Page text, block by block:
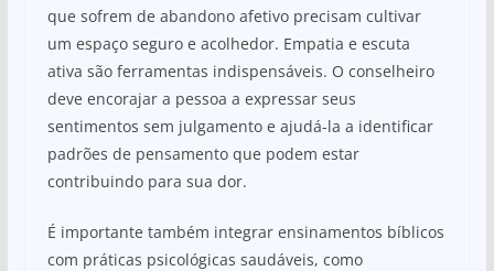
que sofrem de abandono afetivo precisam cultivar
um espaço seguro e acolhedor. Empatia e escuta
ativa são ferramentas indispensáveis. O conselheiro
deve encorajar a pessoa a expressar seus
sentimentos sem julgamento e ajudá-la a identificar
padrões de pensamento que podem estar
contribuindo para sua dor.
É importante também integrar ensinamentos bíblicos
com práticas psicológicas saudáveis, como